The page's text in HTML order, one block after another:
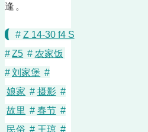
逢。
# Z 14-30 f4 S
#Z5 # 农家饭
#刘家堡 #
娘家 # 摄影 #
故里 # 春节 #
民俗 # 王琼 #